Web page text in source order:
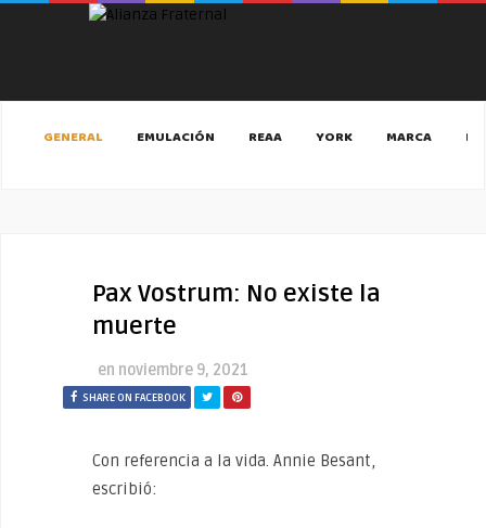
GENERAL EMULACIÓN REAA YORK MARCA
Pax Vostrum: No existe la
muerte
en noviembre 9, 2021
SHARE ON FACEBOOK
Con referencia a la vida. Annie Besant,
escribió: